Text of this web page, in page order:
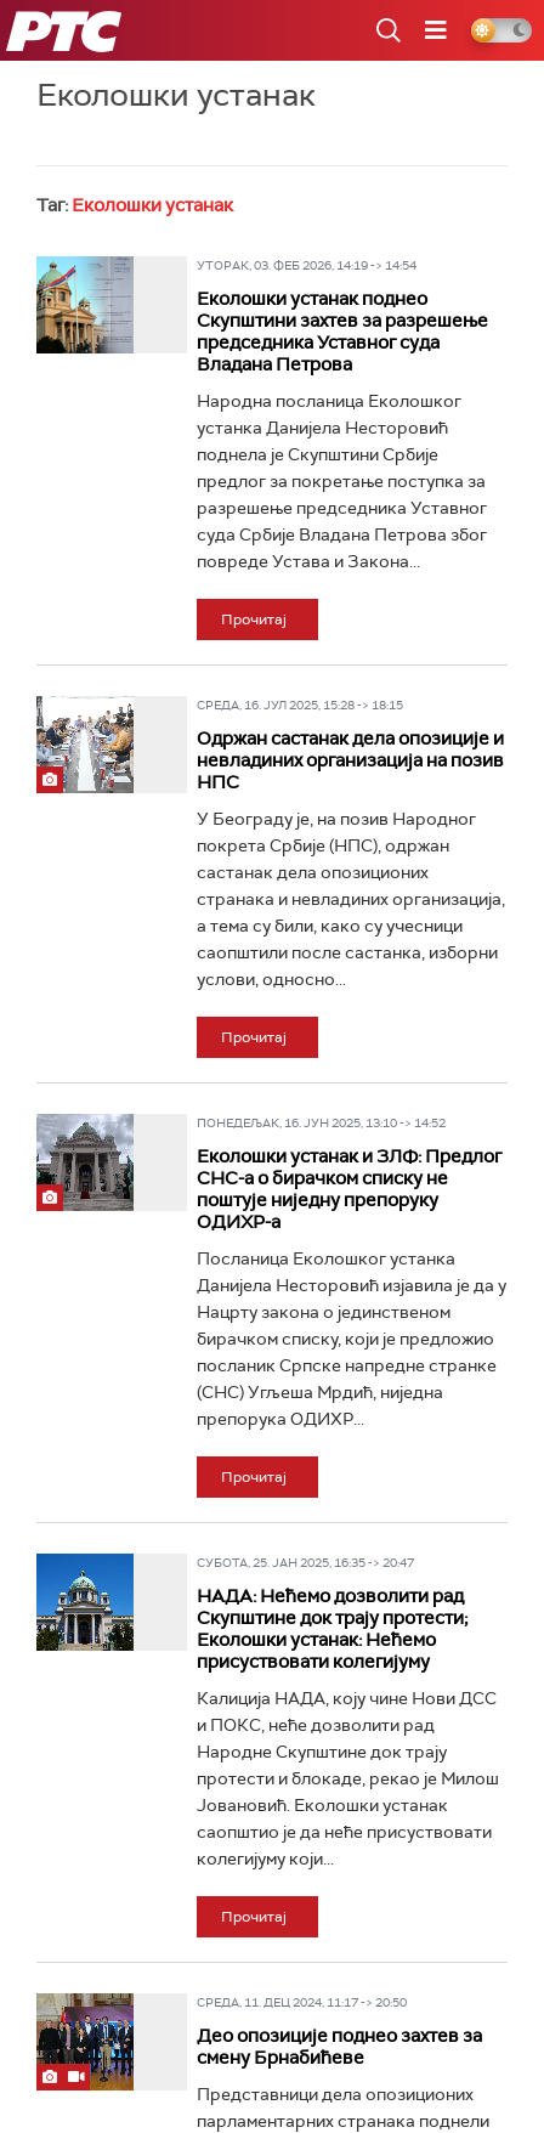
РТС
Еколошки устанак
Таг: Еколошки устанак
УТОРАК, 03. ФЕБ 2026, 14:19 -> 14:54
Еколошки устанак поднео
Скупштини захтев за разрешење
председника Уставног суда
Владана Петрова
Народна посланица Еколошког
устанка Данијела Несторовић
поднела је Скупштини Србије
предлог за покретање поступка за
разрешење председника Уставног
суда Србије Владана Петрова због
повреде Устава и Закона...
Прочитај
СРЕДА, 16. ЈУЛ 2025, 15:28 -> 18:15
Одржан састанак дела опозиције и
невладиних организација на позив
НПС
У Београду је, на позив Народног
покрета Србије (НПС), одржан
састанак дела опозиционих
странака и невладиних организација,
а тема су били, како су учесници
саопштили после састанка, изборни
услови, односно...
Прочитај
ПОНЕДЕЉАК, 16. ЈУН 2025, 13:10 -> 14:52
Еколошки устанак и ЗЛФ: Предлог
СНС-а о бирачком списку не
поштује ниједну препоруку
ОДИХР-а
Посланица Еколошког устанка
Данијела Несторовић изјавила је да у
Нацрту закона о јединственом
бирачком списку, који је предложио
посланик Српске напредне странке
(СНС) Угљеша Мрдић, ниједна
препорука ОДИХР...
Прочитај
СУБОТА, 25. ЈАН 2025, 16:35 -> 20:47
НАДА: Нећемо дозволити рад
Скупштине док трају протести;
Еколошки устанак: Нећемо
присуствовати колегијуму
Калиција НАДА, коју чине Нови ДСС
и ПОКС, неће дозволити рад
Народне Скупштине док трају
протести и блокаде, рекао је Милош
Јовановић. Еколошки устанак
саопштио је да неће присуствовати
колегијуму који...
Прочитај
СРЕДА, 11. ДЕЦ 2024, 11:17 -> 20:50
Део опозиције поднео захтев за
смену Брнабићеве
Представници дела опозиционих
парламентарних странака поднели